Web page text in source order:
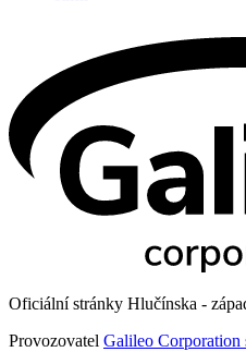
Oficiální stránky Hlučínska -
Provozovatel Galileo Corporation